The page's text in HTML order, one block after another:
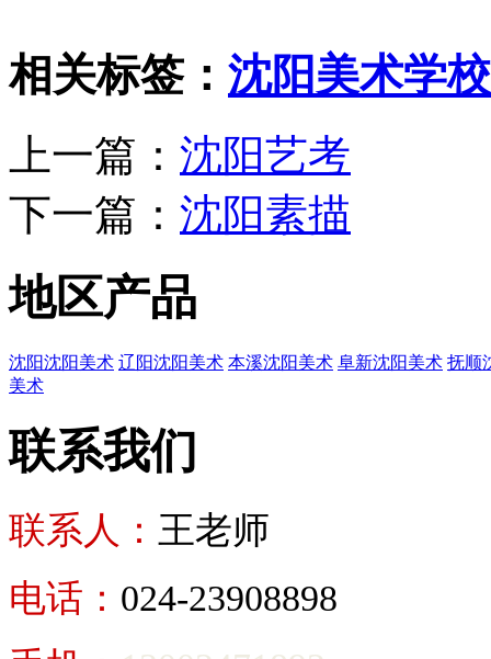
相关标签： 沈阳美术学校
上一篇： 沈阳艺考
下一篇： 沈阳素描
地区产品
沈阳沈阳美术 辽阳沈阳美术 本溪沈阳美术 阜新沈阳美术 抚顺
美术
联系我们
联系人： 王老师
电话： 024-23908898